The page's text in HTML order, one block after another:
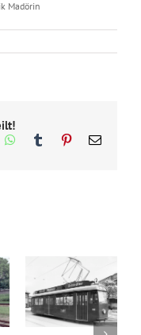
Madörin
WhatsApp
Tumblr Pinterest
E-